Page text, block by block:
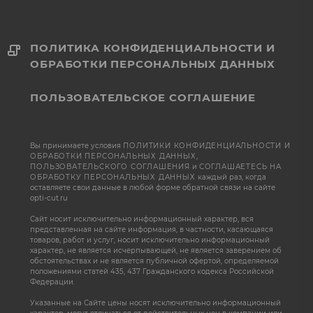
ПОЛИТИКА КОНФИДЕНЦИАЛЬНОСТИ И
ОБРАБОТКИ ПЕРСОНАЛЬНЫХ ДАННЫХ
ПОЛЬЗОВАТЕЛЬСКОЕ СОГЛАШЕНИЕ
Вы принимаете условия ПОЛИТИКИ КОНФИДЕНЦИАЛЬНОСТИ И
ОБРАБОТКИ ПЕРСОНАЛЬНЫХ ДАННЫХ,
ПОЛЬЗОВАТЕЛЬСКОГО СОГЛАШЕНИЯ и СОГЛАШАЕТЕСЬ НА
ОБРАБОТКУ ПЕРСОНАЛЬНЫХ ДАННЫХ каждый раз, когда
оставляете свои данные в любой форме обратной связи на сайте
opti-cut.ru
Сайт носит исключительно информационный характер, вся
представленная на сайте информация, в частности, касающаяся
товаров, работ и услуг, носит исключительно информационный
характер, не является исчерпывающей, не является заверением об
обстоятельствах и не является публичной офертой, определяемой
положениями статей 435, 437 Гражданского кодекса Российской
Федерации.
Указанные на Сайте цены носят исключительно информационный